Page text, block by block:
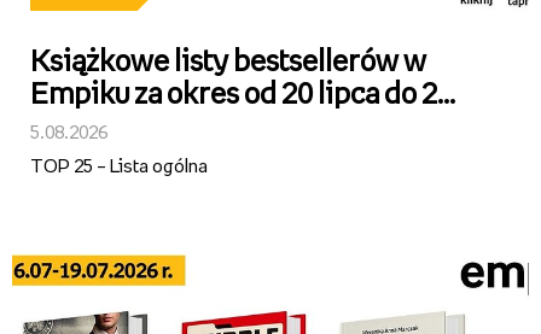
Książkowe listy bestsellerów w
Empiku za okres od 20 lipca do 2
sierpnia 2026 r.
5.08.2026
TOP 25 – Lista ogólna